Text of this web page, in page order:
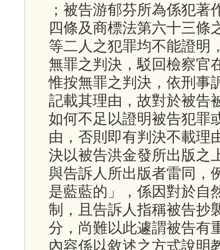
；被告游郁芬所為係犯
四條及商標法第六十三條
等二人之犯罪均不能證明
無罪之判決，駁回檢察官
惟按無罪之判決，依刑事
記載其理由，故對於被告
如何不足以證明被告犯罪
由，否則即有判決不載理
決以被告洪金發所出版之
與告訴人所出版者雷同，
是藍藍的」，係因對於自
制，且告訴人指稱被告抄
分，尚難以此遽謂被告有
內容係以敘述之方式說明